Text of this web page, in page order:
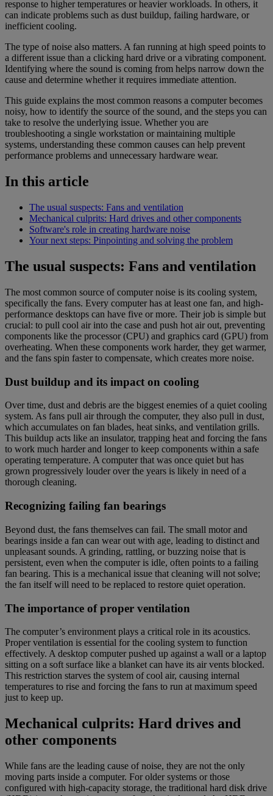
response to higher temperatures or heavier workloads. In others, it
can indicate problems such as dust buildup, failing hardware, or
inefficient cooling.
The type of noise also matters. A fan running at high speed points to
a different issue than a clicking hard drive or a vibrating component.
Identifying where the sound is coming from helps narrow down the
cause and determine whether it requires immediate attention.
This guide explains the most common reasons a computer becomes
noisy, how to identify the source of the sound, and the steps you can
take to resolve the underlying issue. Whether you are
troubleshooting a single workstation or maintaining multiple
systems, understanding these common causes can help prevent
performance problems and unnecessary hardware wear.
In this article
The usual suspects: Fans and ventilation
Mechanical culprits: Hard drives and other components
Software's role in creating hardware noise
Your next steps: Pinpointing and solving the problem
The usual suspects: Fans and ventilation
The most common source of computer noise is its cooling system,
specifically the fans. Every computer has at least one fan, and high-
performance desktops can have five or more. Their job is simple but
crucial: to pull cool air into the case and push hot air out, preventing
components like the processor (CPU) and graphics card (GPU) from
overheating. When these components work harder, they get warmer,
and the fans spin faster to compensate, which creates more noise.
Dust buildup and its impact on cooling
Over time, dust and debris are the biggest enemies of a quiet cooling
system. As fans pull air through the computer, they also pull in dust,
which accumulates on fan blades, heat sinks, and ventilation grills.
This buildup acts like an insulator, trapping heat and forcing the fans
to work much harder and longer to keep components within a safe
operating temperature. A computer that was once quiet but has
grown progressively louder over the years is likely in need of a
thorough cleaning.
Recognizing failing fan bearings
Beyond dust, the fans themselves can fail. The small motor and
bearings inside a fan can wear out with age, leading to distinct and
unpleasant sounds. A grinding, rattling, or buzzing noise that is
persistent, even when the computer is idle, often points to a failing
fan bearing. This is a mechanical issue that cleaning will not solve;
the fan itself will need to be replaced to restore quiet operation.
The importance of proper ventilation
The computer’s environment plays a critical role in its acoustics.
Proper ventilation is essential for the cooling system to function
effectively. A desktop computer pushed up against a wall or a laptop
sitting on a soft surface like a blanket can have its air vents blocked.
This restriction starves the system of cool air, causing internal
temperatures to rise and forcing the fans to run at maximum speed
just to keep up.
Mechanical culprits: Hard drives and
other components
While fans are the leading cause of noise, they are not the only
moving parts inside a computer. For older systems or those
configured with high-capacity storage, the traditional hard disk drive